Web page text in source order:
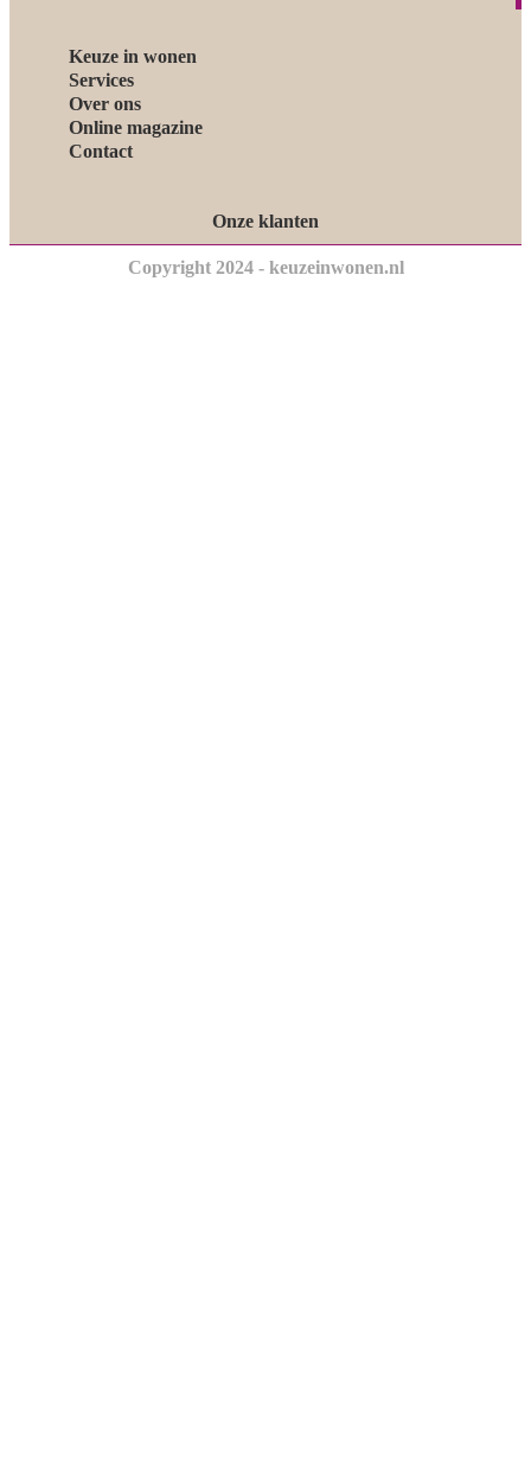
Keuze in wonen
Services
Over ons
Online magazine
Contact
Onze klanten
Copyright 2024 - keuzeinwonen.nl